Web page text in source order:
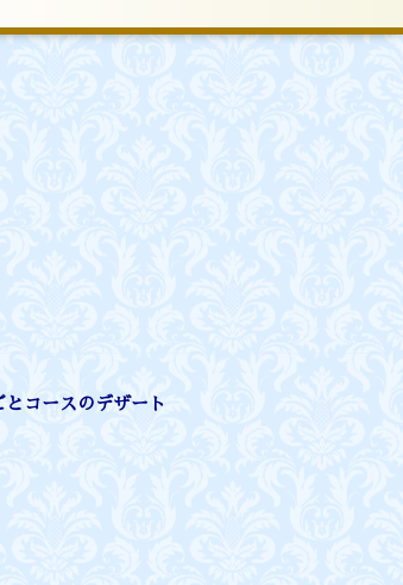
コースのデザート